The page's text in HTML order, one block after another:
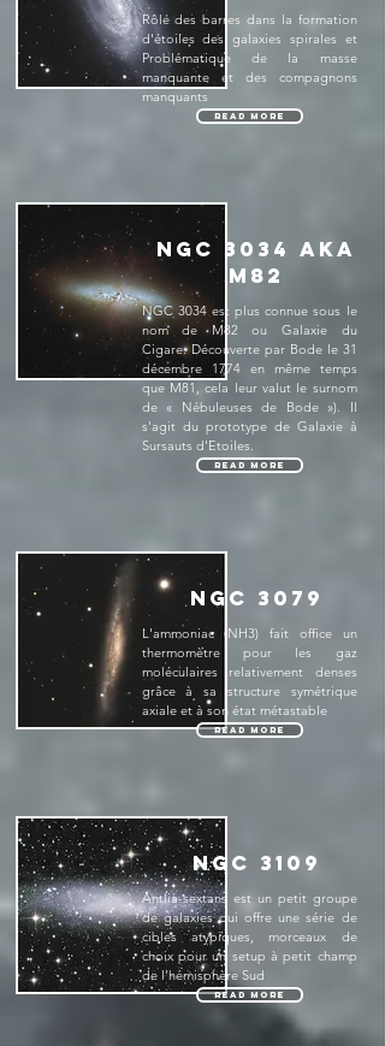
Rôle des barres dans la formation
d'étoiles des galaxies spirales et
Problématique de la masse
manquante et des compagnons
manquants
Read More
NGC 3034 aka
M82
NGC 3034 est plus connue sous le
nom de M82 ou Galaxie du
Cigare. Découverte par Bode le 31
décembre 1774 en même temps
que M81, cela leur valut le surnom
de « Nébuleuses de Bode »). Il
s'agit du prototype de Galaxie à
Sursauts d'Etoiles.
Read More
NGC 3079
L'ammoniac (NH3) fait office un
thermomètre pour les gaz
moléculaires relativement denses
grâce à sa structure symétrique
axiale et à son état métastable
Read More
NGC 3109
Antlia-sextans est un petit groupe
de galaxies qui offre une série de
cibles atypiques, morceaux de
choix pour un setup à petit champ
de l’hémisphère Sud
Read More